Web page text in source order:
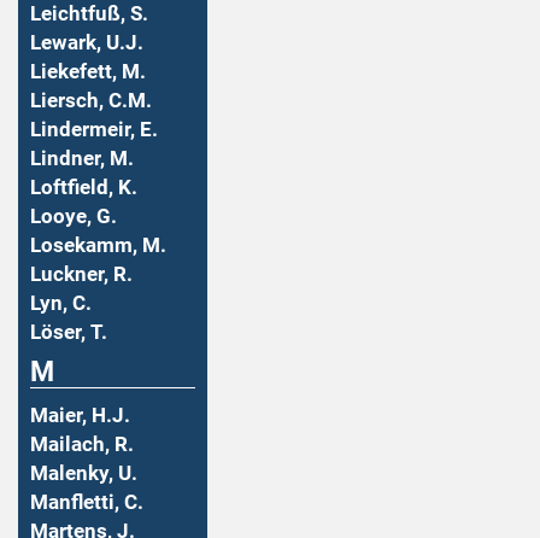
Leichtfuß, S.
Lewark, U.J.
Liekefett, M.
Liersch, C.M.
Lindermeir, E.
Lindner, M.
Loftfield, K.
Looye, G.
Losekamm, M.
Luckner, R.
Lyn, C.
Löser, T.
M
Maier, H.J.
Mailach, R.
Malenky, U.
Manfletti, C.
Martens, J.